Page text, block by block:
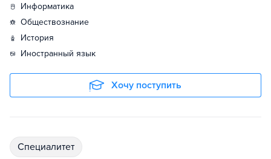
информатика
обществознание
история
иностранный язык
Хочу поступить
специалитет